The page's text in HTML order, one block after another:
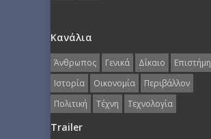
Κανάλια
Άνθρωπος Γενικά Δίκαιο
Επιστήμη
Ιστορία
Οικονομία
Περιβάλλον
Πολιτική
Τέχνη Τεχνολογία
Trailer